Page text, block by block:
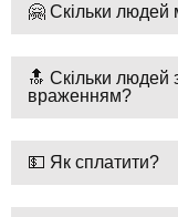
🤗 Скільки людей
🔝 Скільки
враженням?
💵 Як сплатити?